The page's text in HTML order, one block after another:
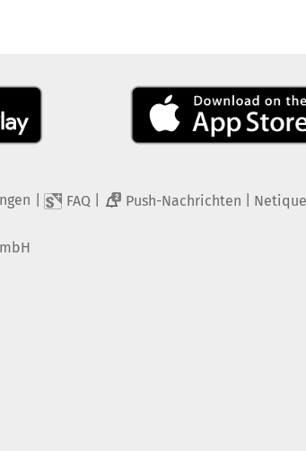
FAQ 2 Push-Nachrichten